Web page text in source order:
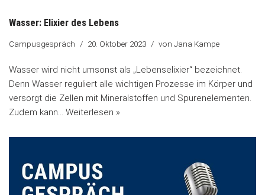
Wasser: Elixier des Lebens
Campusgespräch 20. Oktober 2023 von Jana Kampe
Wasser wird nicht umsonst als „Lebenselixier“ bezeichnet.
Denn Wasser reguliert alle wichtigen Prozesse im Körper und
versorgt die Zellen mit Mineralstoffen und Spurenelementen.
Zudem kann… Weiterlesen »